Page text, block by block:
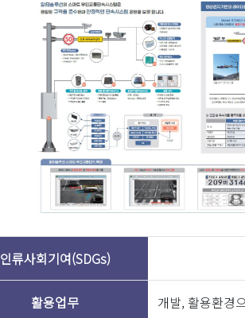
인류사회기여(SDGs)
활용업무 개발, 활용환경
주요고객
매출액
년도 (최신 3
2021-
2020-
2019-
특허
출원일
2017-07-06